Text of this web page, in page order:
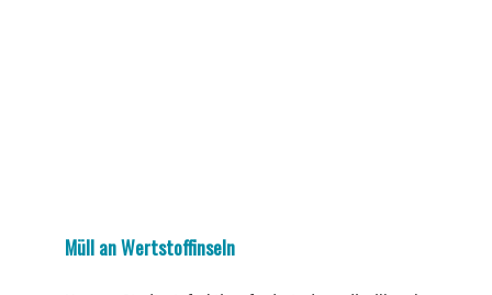
Müll an Wertstoffinseln